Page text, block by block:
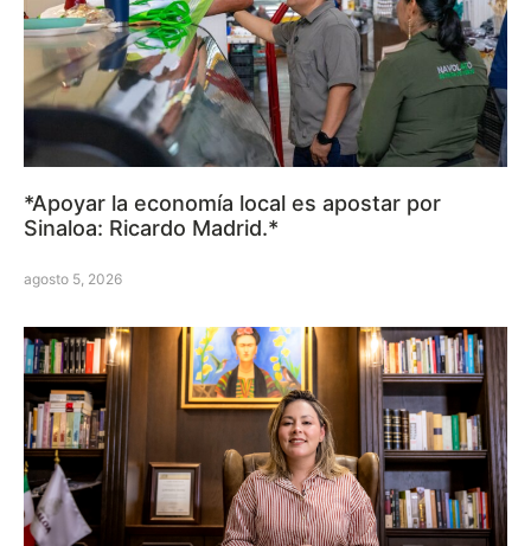
*Apoyar la economía local es apostar por
Sinaloa: Ricardo Madrid.*
agosto 5, 2026